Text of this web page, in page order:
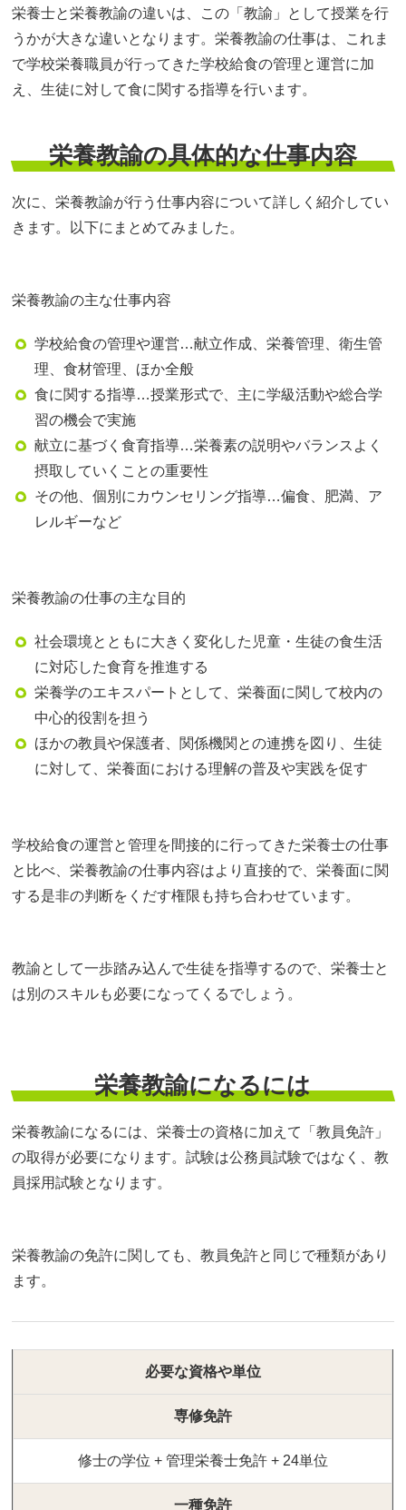
栄養士と栄養教諭の違いは、この「教諭」として授業を行
うかが大きな違いとなります。栄養教諭の仕事は、これま
で学校栄養職員が行ってきた学校給食の管理と運営に加
え、生徒に対して食に関する指導を行います。
栄養教諭の具体的な仕事内容
次に、栄養教諭が行う仕事内容について詳しく紹介してい
きます。以下にまとめてみました。
栄養教諭の主な仕事内容
学校給食の管理や運営…献立作成、栄養管理、衛生管
理、食材管理、ほか全般
食に関する指導…授業形式で、主に学級活動や総合学
習の機会で実施
献立に基づく食育指導…栄養素の説明やバランスよく
摂取していくことの重要性
その他、個別にカウンセリング指導…偏食、肥満、ア
レルギーなど
栄養教諭の仕事の主な目的
社会環境とともに大きく変化した児童・生徒の食生活
に対応した食育を推進する
栄養学のエキスパートとして、栄養面に関して校内の
中心的役割を担う
ほかの教員や保護者、関係機関との連携を図り、生徒
に対して、栄養面における理解の普及や実践を促す
学校給食の運営と管理を間接的に行ってきた栄養士の仕事
と比べ、栄養教諭の仕事内容はより直接的で、栄養面に関
する是非の判断をくだす権限も持ち合わせています。
教諭として一歩踏み込んで生徒を指導するので、栄養士と
は別のスキルも必要になってくるでしょう。
栄養教諭になるには
栄養教諭になるには、栄養士の資格に加えて「教員免許」
の取得が必要になります。試験は公務員試験ではなく、教
員採用試験となります。
栄養教諭の免許に関しても、教員免許と同じで種類があり
ます。
必要な資格や単位
専修免許
修士の学位 + 管理栄養士免許 + 24単位
一種免許